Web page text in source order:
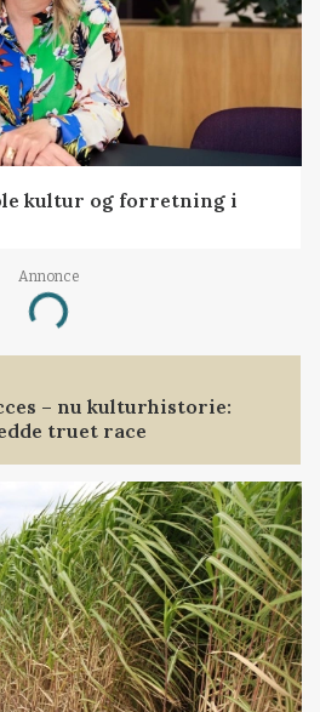
kultur og forretning i
Annonce
Loading...
– nu kulturhistorie:
truet race